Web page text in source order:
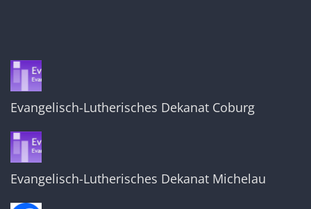
Evangelisch-Lutherisches Dekanat Coburg
Evangelisch-Lutherisches Dekanat Michelau